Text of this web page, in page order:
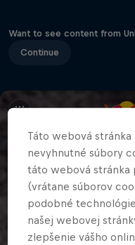
Want to see content from
Continue
Táto webová
nevyhnutné súbory
táto webová stránka
(vrátane súborov
podobné
našej webovej
zlepšenie vášho